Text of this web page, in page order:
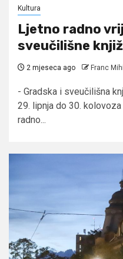
Kultura
Ljetno radno
sveučilišne
2 mjeseca ago Franc
- Gradska i sveučilišna
29. lipnja do 30.
radno...